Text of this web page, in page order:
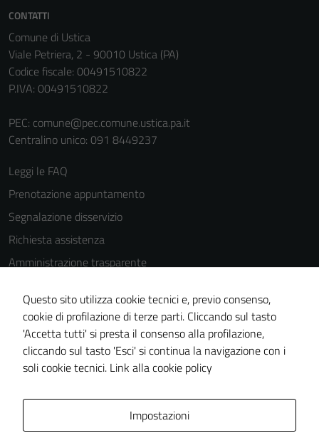
CONTATTI
Comune di Ustica
Viale Petriera, 2 - 90010 Ustica (PA)
Codice fiscale: 00491510822
P.IVA: 00491510822
PEC: comune@pec.comune.ustica.pa.it
Centralino unico: 091 8449237
Leggi le FAQ
Prenotazione appuntamento
Segnalazione disservizio
Richiesta assistenza
Amministrazione trasparente
Cookie Policy
Note legali
Dichiarazione di accessibilità
Piano di miglioramento del sito
Questo sito utilizza cookie tecnici e, previo consenso,
cookie di profilazione di terze parti. Cliccando sul tasto
'Accetta tutti' si presta il consenso alla profilazione,
cliccando sul tasto 'Esci' si continua la navigazione con i
soli cookie tecnici. Link alla cookie policy
Impostazioni